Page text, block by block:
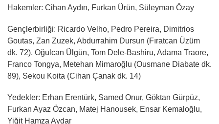
Hakemler: Cihan Aydın, Furkan Ürün, Süleyman Özay
Gençlerbirliği: Ricardo Velho, Pedro Pereira, Dimitrios
Goutas, Zan Zuzek, Abdurrahim Dursun (Fıratcan Üzüm
dk. 72), Oğulcan Ülgün, Tom Dele-Bashiru, Adama Traore,
Franco Tongya, Metehan Mimaroğlu (Ousmane Diabate dk.
89), Sekou Koita (Cihan Çanak dk. 14)
Yedekler: Erhan Erentürk, Samed Onur, Göktan Gürpüz,
Furkan Ayaz Özcan, Matej Hanousek, Ensar Kemaloğlu,
Yiğit Hamza Aydar